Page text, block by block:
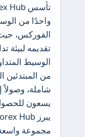
واحدًا من
الفوركس،
تقديمه لبيئة
الوسيط
من المبتدئين
شاملة، وصولاً
يسعون
مجموعة